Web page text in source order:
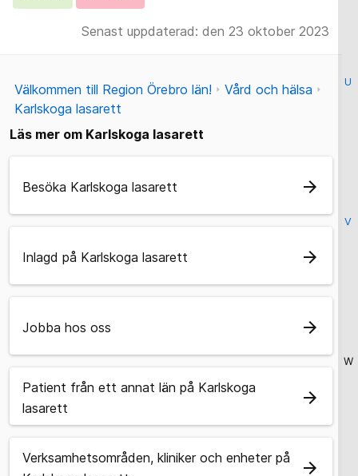
U
V
W
Senast uppdaterad: den 23 oktober 2023
Välkommen till Region Örebro län!
Vård och hälsa
Karlskoga lasarett
Läs mer om Karlskoga lasarett
Besöka Karlskoga lasarett arrow_forward
Inlagd på Karlskoga lasarett arrow_forward
Jobba hos oss arrow_forward
Patient från ett annat län på Karlskoga
lasarett
arrow_forward
Verksamhetsområden, kliniker och enheter på
arrow_forward